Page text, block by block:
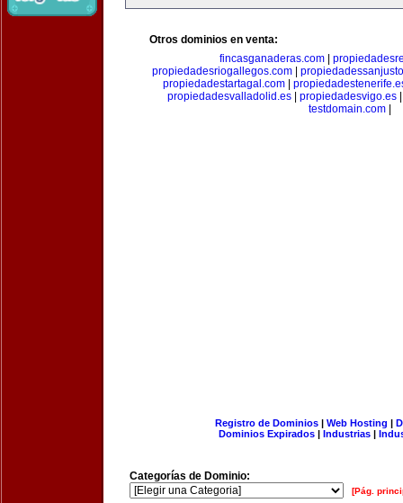
Otros dominios en venta:
fincasganaderas.com|
propiedadesriogallegos.com|
propiedadestartagal.com|
propiedadesvalladolid.es
propiedadesvigo.es
testdomain.com
Registro de Dominios| Web Hosting |
Dominios Expirados | Industrias |
Categorías de Dominio:
[Pág.